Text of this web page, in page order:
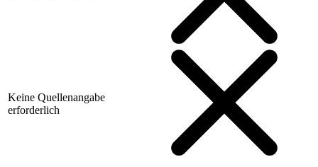
Keine Quellenangabe
erforderlich